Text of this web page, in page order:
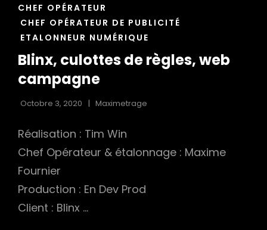
CAT
LINKS
CHEF OPÉRATEUR
CHEF OPÉRATEUR DE PUBLICITÉ
ETALONNEUR NUMÉRIQUE
Blinx, culottes de règles, web
campagne
Octobre 3, 2020 Maximetrage
Réalisation : Tim Win
Chef Opérateur & étalonnage : Maxime
Fournier
Production : En Dev Prod
Client : Blinx …